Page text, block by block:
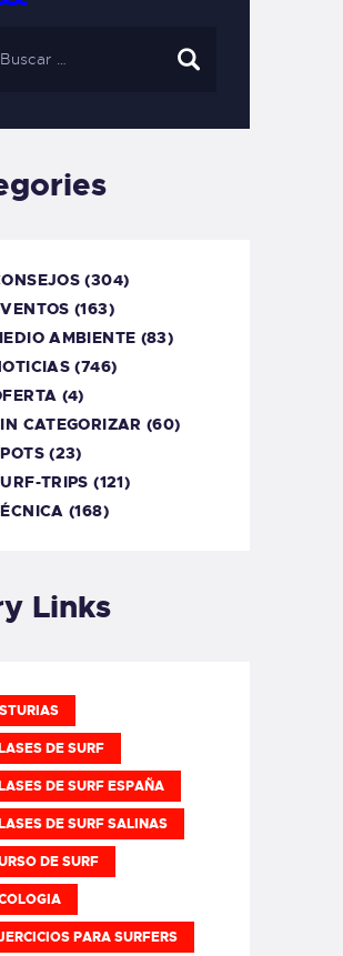
(304)
(163)
AMBIENTE (83)
(746)
(4)
CATEGORIZAR (60)
(23)
TRIPS (121)
(168)
Links
DE SURF
DE SURF ESPAÑA
DE SURF SALINAS
DE SURF
PARA SURFERS